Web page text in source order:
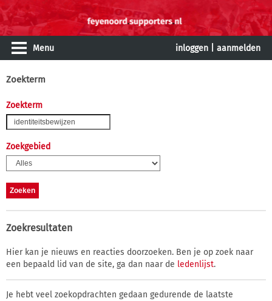
Menu inloggen aanmelden
Zoekterm
Zoekterm
Zoekgebied
Zoekresultaten
Hier kan je nieuws en reacties doorzoeken. Ben je op zoek naar
een bepaald lid van de site, ga dan naar de ledenlijst.
Je hebt veel zoekopdrachten gedaan gedurende de laatste